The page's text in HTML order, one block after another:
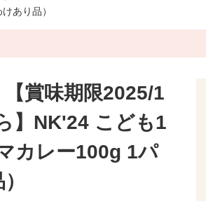
あり品）
【賞味期限2025/1
】NK'24 こども1
カレー100g 1パ